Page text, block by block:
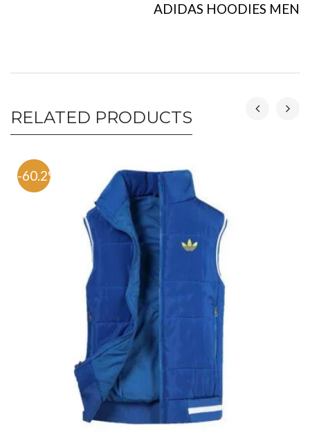
ADIDAS HOODIES MEN
RELATED PRODUCTS
-60.2%